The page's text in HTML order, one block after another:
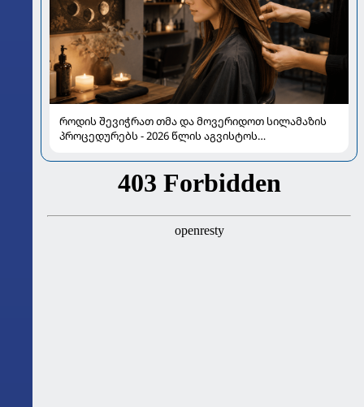
როდის შევიჭრათ თმა და მოვერიდოთ სილამაზის
პროცედურებს - 2026 წლის აგვისტოს